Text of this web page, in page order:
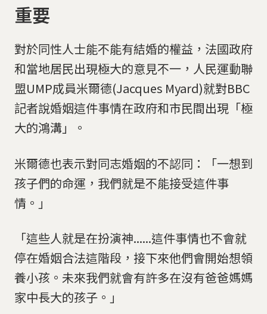
重要
對於同性人士能不能有結婚的權益，法國政府
和當地居民出現極大的意見不一，人民運動聯
盟UMP成員米爾德(Jacques Myard)就對BBC
記者說婚姻這件事情在政府和市民間出現「極
大的鴻溝」。
米爾德也表示對同志婚姻的不認同：「一想到
孩子們的命運，我們就是不能接受這件事
情。」
「這些人就是在扮演神......這件事情也不會就
停在婚姻合法這階段，接下來他們會開始想領
養小孩。未來我們就會有許多在沒有爸爸媽媽
家中長大的孩子。」